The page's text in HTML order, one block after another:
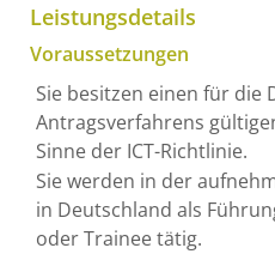
Leistungsdetails
Voraussetzungen
Sie besitzen einen für die
Antragsverfahrens
Sinne der ICT-Richtlinie.
Sie werden in der
in Deutschland als
oder Trainee tätig.